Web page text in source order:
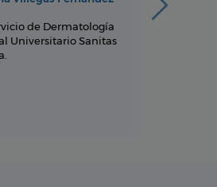
de Dermatología
Universitario Sanitas